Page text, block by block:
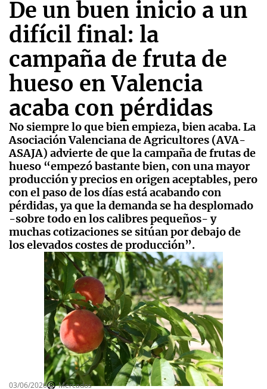
De un buen inicio a un
difícil final: la
campaña de fruta de
hueso en Valencia
acaba con pérdidas
No siempre lo que bien empieza, bien acaba. La
Asociación Valenciana de Agricultores (AVA-
ASAJA) advierte de que la campaña de frutas de
hueso “empezó bastante bien, con una mayor
producción y precios en origen aceptables, pero
con el paso de los días está acabando con
pérdidas, ya que la demanda se ha desplomado
-sobre todo en los calibres pequeños- y
muchas cotizaciones se sitúan por debajo de
los elevados costes de producción”.
03/06/2026
Mercados